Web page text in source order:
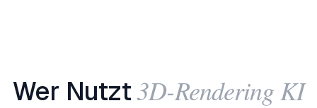
Wer Nutzt 3D-Rendering KI